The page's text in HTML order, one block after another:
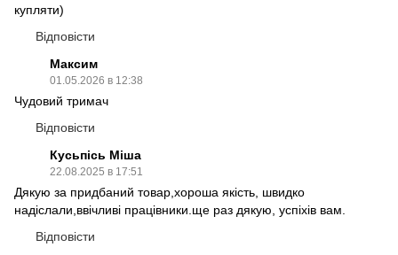
купляти)
Відповісти
Максим
01.05.2026 в 12:38
Чудовий тримач
Відповісти
Кусьпісь Міша
22.08.2025 в 17:51
Дякую за придбаний товар,хороша якість, швидко
надіслали,ввічливі працівники.ще раз дякую, успіхів вам.
Відповісти